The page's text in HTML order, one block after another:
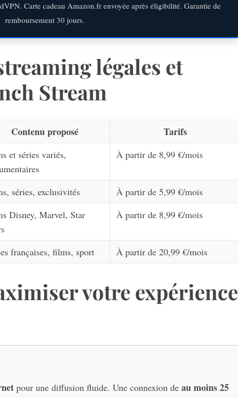
Carte cadeau Amazon.fr envoyée après éligibilité. Garantie de
remboursement 30 jours.
légales et
Stream
Contenu proposé Tarifs
et séries variés,
À partir de 8,99 €/mois
séries, exclusivités
À partir de 5,99 €/mois
Disney, Marvel, Star
À partir de 8,99 €/mois
françaises, films, sport À partir de 20,99 €/mois
votre expérience
pour une diffusion fluide. Une connexion de au moins 25